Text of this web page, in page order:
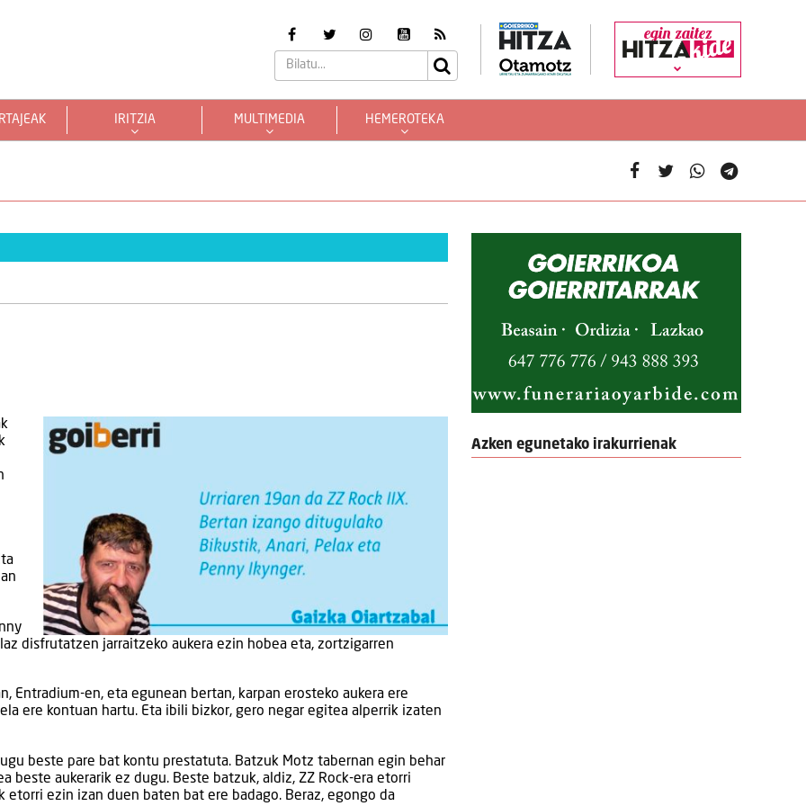
egin zaitez
IRITZIA MULTIMEDIA HEMEROTEKA
disfrutatzen jarraitzeko aukera ezin hobea eta, zortzigarren
Entradium-en, eta egunean bertan, karpan erosteko aukera ere
ere kontuan hartu. Eta ibili bizkor, gero negar egitea alperrik izaten
beste pare bat kontu prestatuta. Batzuk Motz tabernan egin behar
beste aukerarik ez dugu. Beste batzuk, aldiz, ZZ Rock-era etorri
ezin izan duen baten bat ere badago. Beraz, egongo da
Azken egunetako irakurrienak